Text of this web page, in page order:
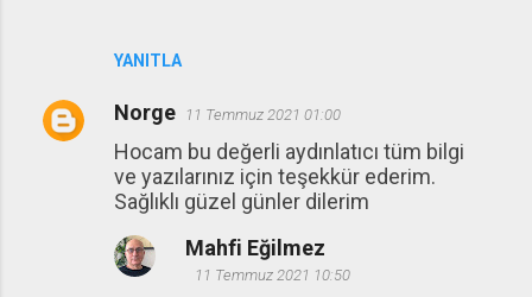
YANITLA
Norge 11 Temmuz 2021 01:00
Hocam bu değerli aydınlatıcı tüm bilgi
ve yazılarınız için teşekkür ederim.
Sağlıklı güzel günler dilerim
Mahfi Eğilmez
11 Temmuz 2021 10:50